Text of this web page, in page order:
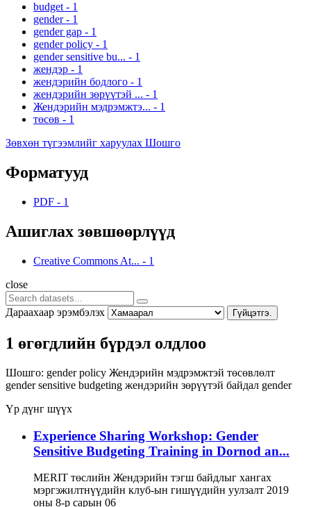
budget - 1
gender - 1
gender gap - 1
gender policy - 1
gender sensitive bu... - 1
жендэр - 1
жендэрийн бодлого - 1
жендэрийн зөрүүтэй ... - 1
Жендэрийн мэдрэмжтэ... - 1
төсөв - 1
Зөвхөн түгээмлийг харуулах Шошго
Форматууд
PDF - 1
Ашиглах зөвшөөрлүүд
Creative Commons At... - 1
close
Дараахаар эрэмбэлэх Гүйцэтгэ.
1 өгөгдлийн бүрдэл олдлоо
Шошго: gender policy Жендэрийн мэдрэмжтэй төсөвлөлт
gender sensitive budgeting жендэрийн зөрүүтэй байдал gender
Үр дүнг шүүх
Experience Sharing Workshop: Gender
Sensitive Budgeting Training in Dornod an...
MERIT төслийн Жендэрийн тэгш байдлыг хангах
мэргэжилтнүүдийн клуб-ын гишүүдийн уулзалт 2019
оны 8-р сарын 06